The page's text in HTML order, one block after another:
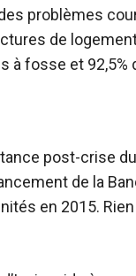
problèmes
de
à fosse et
post-crise
de la
en 2015.